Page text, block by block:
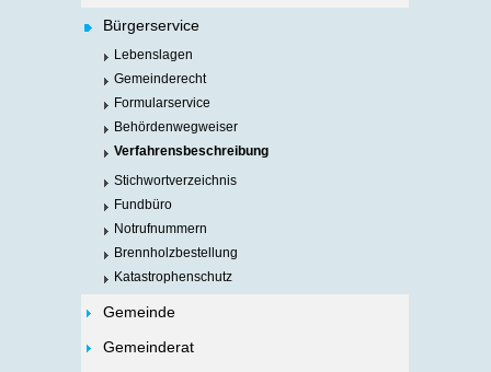
Bürgerservice
Lebenslagen
Gemeinderecht
Formularservice
Behördenwegweiser
Verfahrensbeschreibung
Stichwortverzeichnis
Fundbüro
Notrufnummern
Brennholzbestellung
Katastrophenschutz
Gemeinde
Gemeinderat